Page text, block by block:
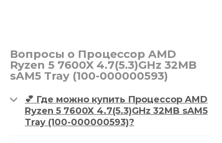
Вопросы о Процессор AMD
Ryzen 5 7600X 4.7(5.3)GHz 32MB
sAM5 Tray (100-000000593)
💕 Где можно купить Процессор AMD
Ryzen 5 7600X 4.7(5.3)GHz 32MB sAM5
Tray (100-000000593)?